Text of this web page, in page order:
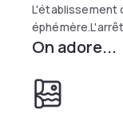
L'établissement
Lyon
recharge pour
On adore...